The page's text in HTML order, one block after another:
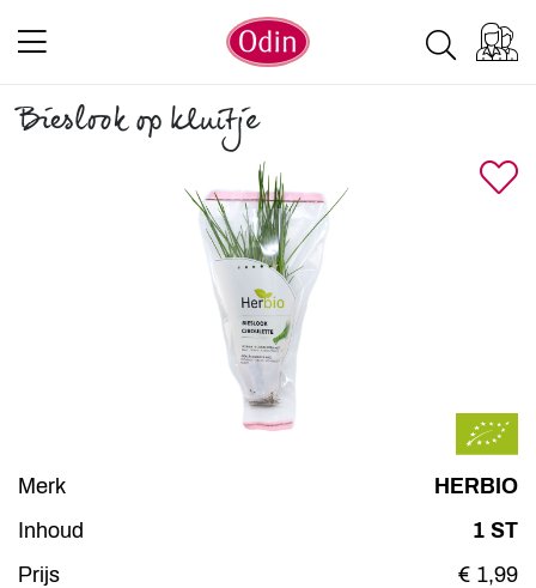
Bieslook op kluitje
Merk
HERBIO
Inhoud
1 ST
Prijs
€ 1,99